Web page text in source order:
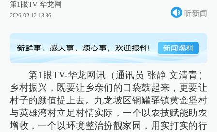
第1眼TV-华龙网
2026-02-12 13:36 听新闻
第1眼TV-华龙网讯（通讯员 张静 文清青）
乡村振兴，既要让乡亲们的口袋鼓起来，更要让
村子的颜值提上去。九龙坡区铜罐驿镇黄金堡村
与英雄湾村立足村情实际，一个以农技赋能助农
增收，一个以环境整治扮靓家园，用实打实的行